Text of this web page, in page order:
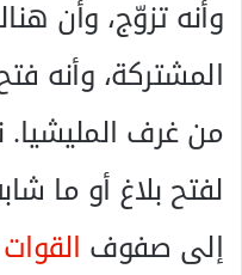
وأنه تزوّج، وأن
المشتركة، وأنه
من غرف المليشيا.
لفتح بلاغ أو ما
إلى صفوف